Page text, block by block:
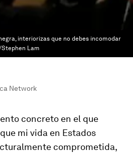
interiorizas que no debes incomodar
Lam
Network
concreto en el que
mi vida en Estados
comprometida,